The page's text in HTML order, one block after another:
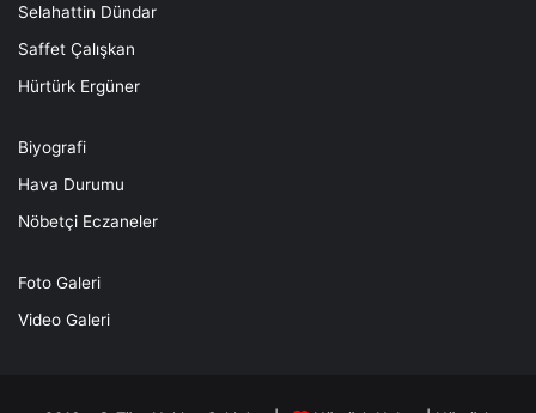
Selahattin Dündar
Saffet Çalışkan
Hürtürk Ergüner
Biyografi
Hava Durumu
Nöbetçi Eczaneler
Foto Galeri
Video Galeri